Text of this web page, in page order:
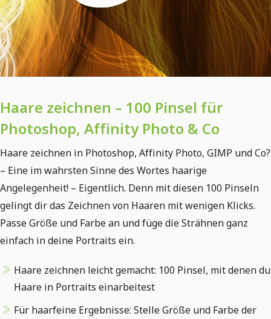
Haare zeichnen – 100 Pinsel für
Photoshop, Affinity Photo & Co
Haare zeichnen in Photoshop, Affinity Photo, GIMP und Co?
– Eine im wahrsten Sinne des Wortes haarige
Angelegenheit! – Eigentlich. Denn mit diesen 100 Pinseln
gelingt dir das Zeichnen von Haaren mit wenigen Klicks.
Passe Größe und Farbe an und füge die Strähnen ganz
einfach in deine Portraits ein.
Haare zeichnen leicht gemacht: 100 Pinsel, mit denen du
Haare in Portraits einarbeitest
Für haarfeine Ergebnisse: Stelle Größe und Farbe der